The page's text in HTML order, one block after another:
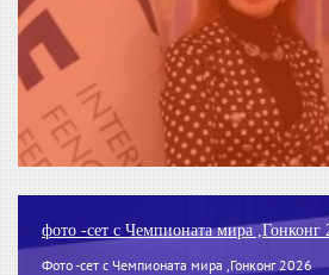
фото -сет с Чемпионата мира ,Гонконг
Фото -сет с Чемпионата мира ,Гонконг 2026